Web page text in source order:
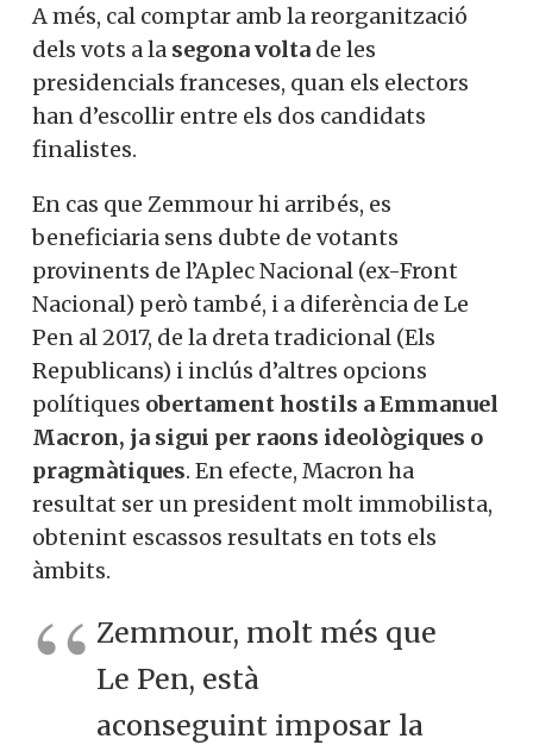
A més, cal comptar amb la reorganització
dels vots a la segona volta de les
presidencials franceses, quan els electors
han d’escollir entre els dos candidats
finalistes.
En cas que Zemmour hi arribés, es
beneficiaria sens dubte de votants
provinents de l’Aplec Nacional (ex-Front
Nacional) però també, i a diferència de Le
Pen al 2017, de la dreta tradicional (Els
Republicans) i inclús d’altres opcions
polítiques obertament hostils a Emmanuel
Macron, ja sigui per raons ideològiques o
pragmàtiques. En efecte, Macron ha
resultat ser un president molt immobilista,
obtenint escassos resultats en tots els
àmbits.
Zemmour, molt més que
Le Pen, està
aconseguint imposar la